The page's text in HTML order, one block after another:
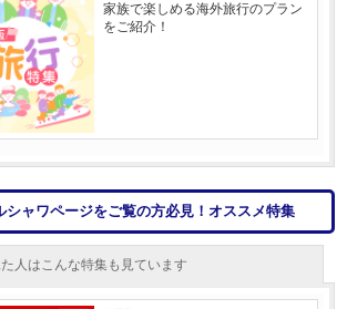
家族で楽しめる海外旅行のプラン
をご紹介！
ャワページをご覧の方必見！オススメ特集
人はこんな特集も見ています